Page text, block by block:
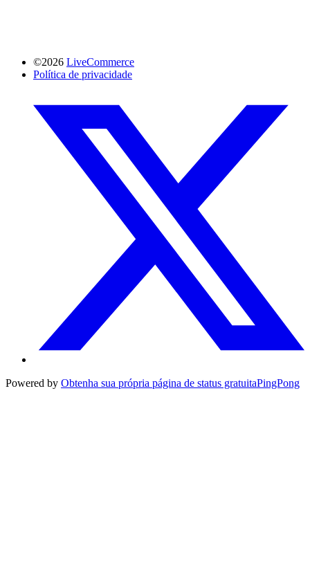
©2026 LiveCommerce
Política de privacidade
Powered by Obtenha sua própria página de status gratuitaPingPong